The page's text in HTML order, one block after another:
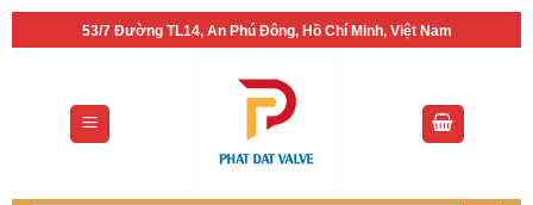
Bỏ
53/7 Đường TL14, An Phú Đông, Hồ Chí Minh, Việt Nam